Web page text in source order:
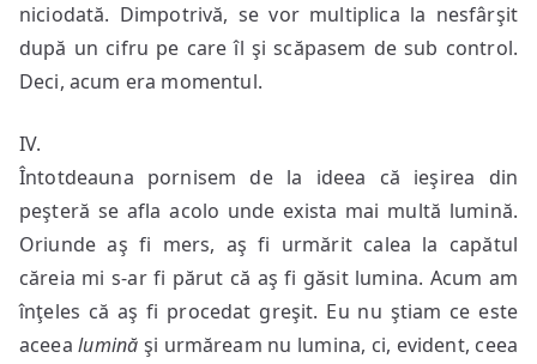
niciodată. Dimpotrivă, se vor multiplica la nesfârşit
după un cifru pe care îl şi scăpasem de sub control.
Deci, acum era momentul.
IV.
Întotdeauna pornisem de la ideea că ieşirea din
peşteră se afla acolo unde exista mai multă lumină.
Oriunde aş fi mers, aş fi urmărit calea la capătul
căreia mi s-ar fi părut că aş fi găsit lumina. Acum am
înţeles că aş fi procedat greşit. Eu nu ştiam ce este
aceealumină şi urmăream nu lumina, ci, evident, ceea